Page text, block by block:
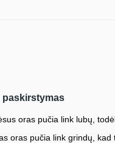
paskirstymas
oras pučia link lubų,
oras pučia link grindų,